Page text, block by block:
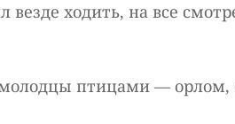
ходить, на все
птицами —